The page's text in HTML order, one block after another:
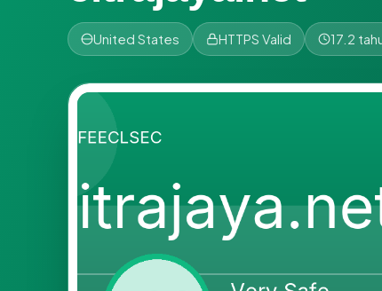
United States HTTPS Valid 17.2